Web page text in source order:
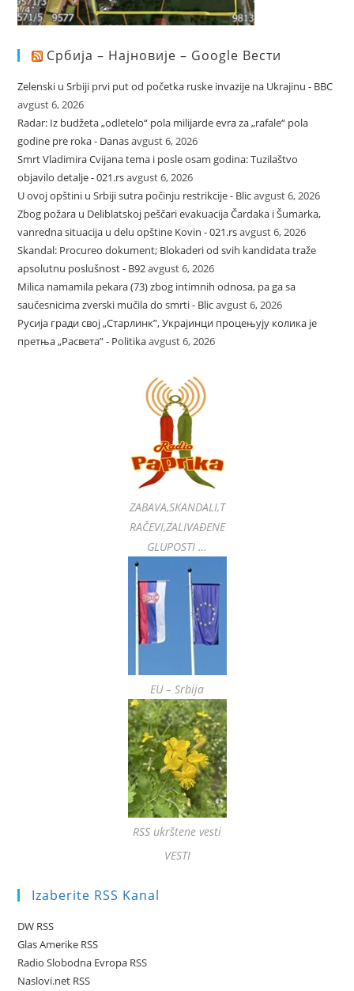
Србија – Најновије – Google Вести
Zelenski u Srbiji prvi put od početka ruske invazije na Ukrajinu - BBC
avgust 6, 2026
Radar: Iz budžeta „odletelo“ pola milijarde evra za „rafale“ pola
godine pre roka - Danasavgust 6, 2026
Smrt Vladimira Cvijana tema i posle osam godina: Tuzilaštvo
objavilo detalje - 021.rsavgust 6, 2026
U ovoj opštini u Srbiji sutra počinju restrikcije - Blicavgust 6, 2026
Zbog požara u Deliblatskoj peščari evakuacija Čardaka i Šumarka,
vanredna situacija u delu opštine Kovin - 021.rsavgust 6, 2026
Skandal: Procureo dokument; Blokaderi od svih kandidata traže
apsolutnu poslušnost - B92avgust 6, 2026
Milica namamila pekara (73) zbog intimnih odnosa, pa ga sa
saučesnicima zverski mučila do smrti - Blicavgust 6, 2026
Русија гради свој „Старлинк”, Украјинци процењују колика је
претња „Pасвета” - Politikaavgust 6, 2026
ZABAVA,SKANDALI,T
RAČEVI,ZALIVAĐENE
GLUPOSTI …
EU – Srbija
RSS ukrštene vesti
VESTI
Izaberite RSS Kanal
DW RSS
Glas Amerike RSS
Radio Slobodna Evropa RSS
Naslovi.net RSS